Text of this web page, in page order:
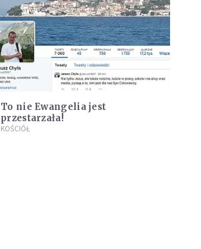
To nie Ewangelia jest
przestarzała!
KOŚCIÓŁ